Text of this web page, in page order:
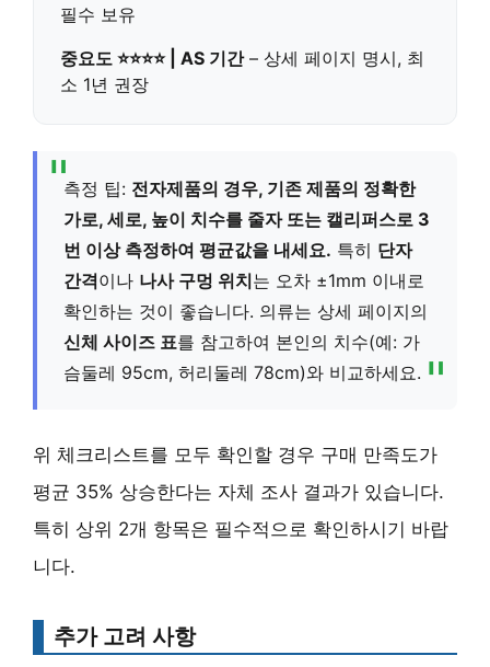
필수 보유
중요도 ⭐⭐⭐⭐ | AS 기간– 상세 페이지 명시, 최
소 1년 권장
측정 팁: 전자제품의 경우, 기존 제품의 정확한
가로, 세로, 높이 치수를 줄자 또는 캘리퍼스로 3
번 이상 측정하여 평균값을 내세요. 특히 단자
간격이나 나사 구멍 위치는 오차 ±1mm 이내로
확인하는 것이 좋습니다. 의류는 상세 페이지의
신체 사이즈 표를 참고하여 본인의 치수(예: 가
슴둘레 95cm, 허리둘레 78cm)와 비교하세요.
위 체크리스트를 모두 확인할 경우 구매 만족도가
평균 35% 상승한다는 자체 조사 결과가 있습니다.
특히 상위 2개 항목은 필수적으로 확인하시기 바랍
니다.
추가 고려 사항